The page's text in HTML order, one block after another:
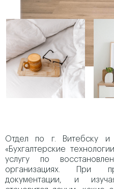
Отдел по г. Витебску
«Бухгалтерские
услугу по
организациях. При
документации, и